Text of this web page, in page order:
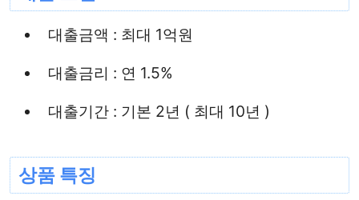
대출금액 : 최대 1억원
대출금리 : 연 1.5%
대출기간 : 기본 2년 ( 최대 10년 )
상품 특징